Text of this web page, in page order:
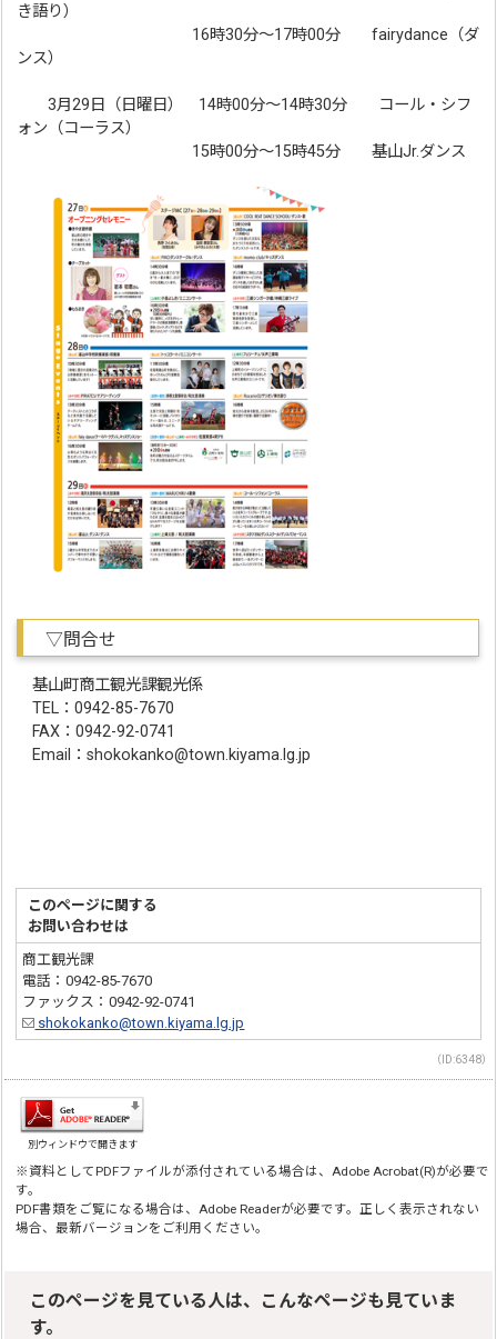
き語り）
16時30分～17時00分 fairydance（ダ
ンス）
3月29日（日曜日） 14時00分～14時30分 コール・シフ
ォン（コーラス）
15時00分～15時45分 基山Jr.ダンス
▽問合せ
基山町商工観光課観光係
TEL：0942-85-7670
FAX：0942-92-0741
Email：shokokanko@town.kiyama.lg.jp
このページに関する
お問い合わせは
商工観光課
電話：0942-85-7670
ファックス：0942-92-0741
shokokanko@town.kiyama.lg.jp
（ID:6348）
別ウィンドウで開きます
※資料としてPDFファイルが添付されている場合は、Adobe Acrobat(R)が必要で
す。
PDF書類をご覧になる場合は、Adobe Readerが必要です。正しく表示されない
場合、最新バージョンをご利用ください。
このページを見ている人は、こんなページも見ていま
す。